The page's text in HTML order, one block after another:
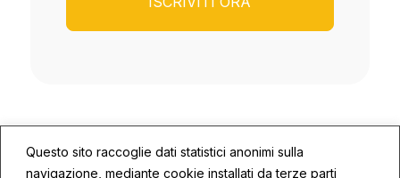
Questo sito raccoglie dati statistici anonimi sulla
navigazione, mediante cookie installati da terze parti